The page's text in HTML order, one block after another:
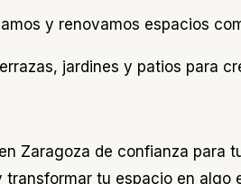
y renovamos espacios
jardines y patios para
Zaragoza de confianza para
tu espacio en